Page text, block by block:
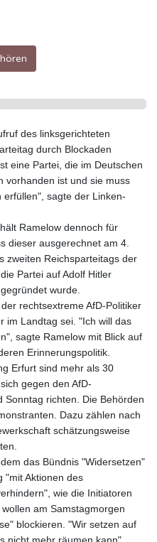
des linksgerichteten
durch Blockaden
eine Partei, die im Deutschen
vorhanden ist und sie muss
sagte der Linken-
Ramelow dennoch für
dieser ausgerechnet am 4.
zweiten Reichsparteitags der
Partei auf Adolf Hitler
wurde.
rechtsextreme AfD-Politiker
im Landtag sei. "Ich will das
sagte Ramelow mit Blick auf
Erinnerungspolitik.
Erfurt sind mehr als 30
gegen den AfD-
Sonntag richten. Die Behörden
Dazu zählen nach
schätzungsweise
das Bündnis "Widersetzen"
"mit Aktionen des
wie die Initiatoren
am Samstagmorgen
blockieren. "Wir setzen auf